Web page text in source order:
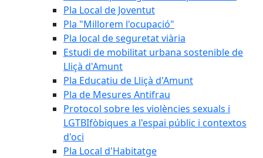
Pla Local de Joventut
Pla "Millorem l'ocupació"
Pla local de seguretat viària
Estudi de mobilitat urbana sostenible de
Lliçà d'Amunt
Pla Educatiu de Lliçà d'Amunt
Pla de Mesures Antifrau
Protocol sobre les violències sexuals i
LGTBIfòbiques a l'espai públic i contextos
d'oci
Pla Local d'Habitatge